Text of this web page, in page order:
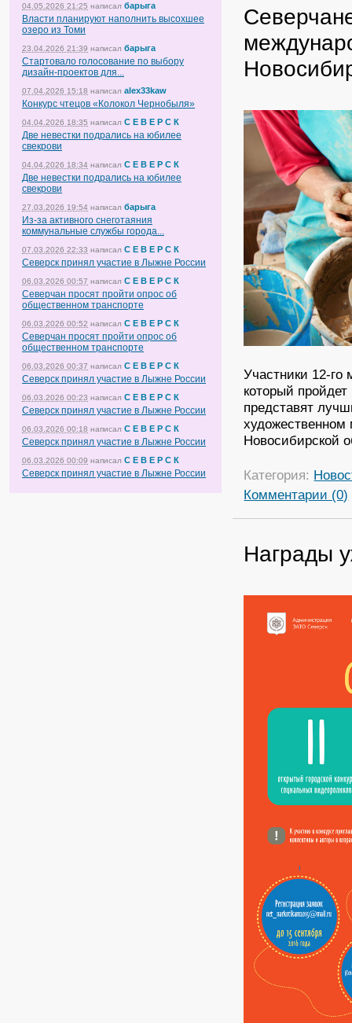
04.05.2026 21:25 написал барыга
Власти планируют наполнить высохшее
озеро из Томи
23.04.2026 21:39 написал барыга
Стартовало голосование по выбору
дизайн-проектов для...
07.04.2026 15:18 написал alex33kaw
Конкурс чтецов «Колокол Чернобыля»
04.04.2026 18:35 написал С Е В Е Р С К
Две невестки подрались на юбилее
свекрови
04.04.2026 18:34 написал С Е В Е Р С К
Две невестки подрались на юбилее
свекрови
27.03.2026 19:54 написал барыга
Из-за активного снеготаяния
коммунальные службы города...
07.03.2026 22:33 написал С Е В Е Р С К
Северск принял участие в Лыжне России
06.03.2026 00:57 написал С Е В Е Р С К
Северчан просят пройти опрос об
общественном транспорте
06.03.2026 00:52 написал С Е В Е Р С К
Северчан просят пройти опрос об
общественном транспорте
06.03.2026 00:37 написал С Е В Е Р С К
Северск принял участие в Лыжне России
06.03.2026 00:23 написал С Е В Е Р С К
Северск принял участие в Лыжне России
06.03.2026 00:18 написал С Е В Е Р С К
Северск принял участие в Лыжне России
06.03.2026 00:09 написал С Е В Е Р С К
Северск принял участие в Лыжне России
Участники 12-го
который
представят
Новосибирской
Категория:
Комментарии (0)
Награды